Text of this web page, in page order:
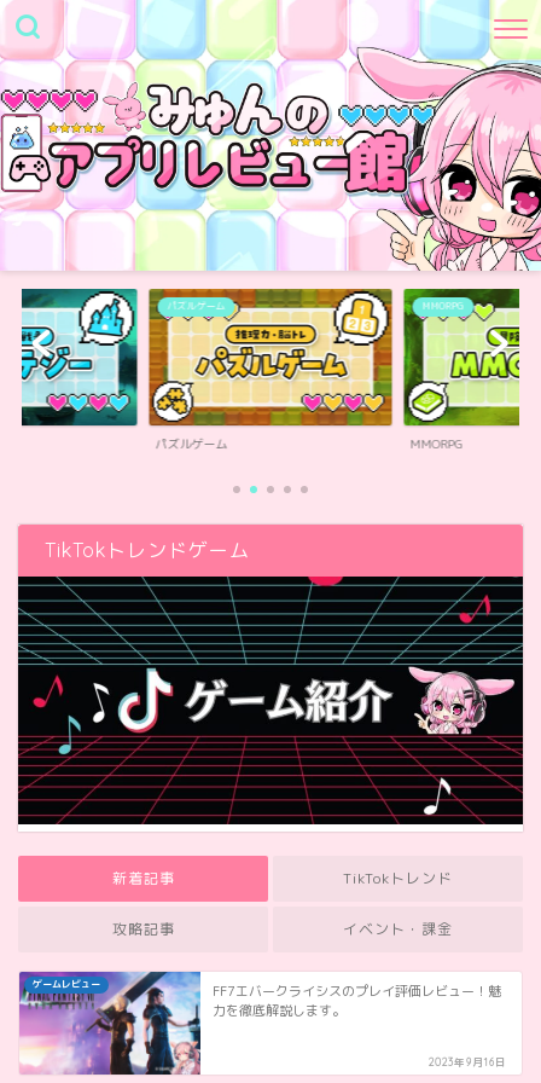
パズルゲーム
パズルゲーム
MMORPG
MMORPG
TikTokトレンドゲーム
新着記事 TikTokトレンド
攻略記事 イベント・課金
ゲームレビュー
FF7エバークライシスのプレイ評価レビュー！魅
力を徹底解説します。
2023年9月16日